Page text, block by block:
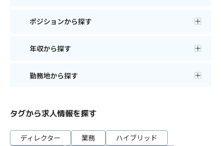
ポジションから探す
年収から探す
勤務地から探す
タグから求人情報を探す
ディレクター 業務
ハイブリッド